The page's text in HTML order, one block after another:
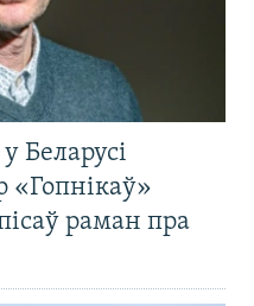
Беларусі
«Гопнікаў»
раман пра